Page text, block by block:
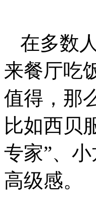
在多数
来餐厅吃
值得，那
比如西贝
专家”、
高级感。